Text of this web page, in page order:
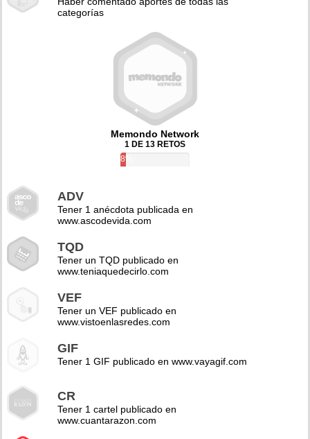
categorías
Memondo Network
1 DE 13 RETOS
8%
ADV
Tener 1 anécdota publicada en
www.ascodevida.com
TQD
Tener un TQD publicado en
www.teniaquedecirlo.com
VEF
Tener un VEF publicado en
www.vistoenlasredes.com
GIF
Tener 1 GIF publicado en www.vayagif.com
CR
Tener 1 cartel publicado en
www.cuantarazon.com